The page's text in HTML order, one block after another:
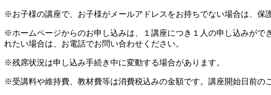
※お子様の講座で、お子様がメールアドレスをお持ちでない場合は、保
※ホームページからのお申し込みは、１講座につき１人の申し込みがで
れたい場合は、お電話でお問い合わせください。
※残席状況は申し込み手続き中に変動する場合があります。
※受講料や維持費、教材費等は消費税込みの金額です。講座開始日前の